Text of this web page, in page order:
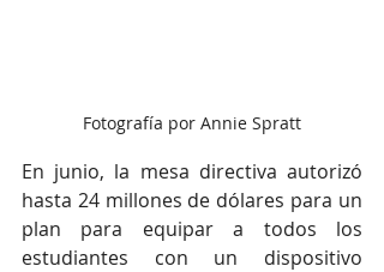
Fotografía por Annie Spratt
En junio, la mesa directiva autorizó
hasta 24 millones de dólares para un
plan para equipar a todos los
estudiantes con un dispositivo